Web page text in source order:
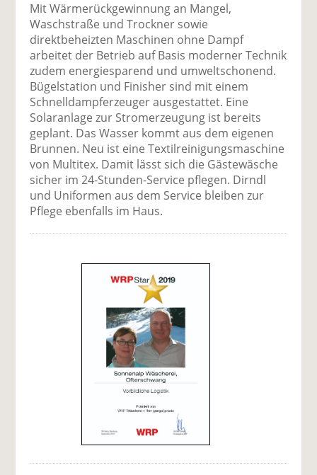
Mit Wärmerückgewinnung an Mangel,
Waschstraße und Trockner sowie
direktbeheizten Maschinen ohne Dampf
arbeitet der Betrieb auf Basis moderner Technik
zudem energiesparend und umweltschonend.
Bügelstation und Finisher sind mit einem
Schnelldampferzeuger ausgestattet. Eine
Solaranlage zur Stromerzeugung ist bereits
geplant. Das Wasser kommt aus dem eigenen
Brunnen. Neu ist eine Textilreinigungsmaschine
von Multitex. Damit lässt sich die Gästewäsche
sicher im 24-Stunden-Service pflegen. Dirndl
und Uniformen aus dem Service bleiben zur
Pflege ebenfalls im Haus.